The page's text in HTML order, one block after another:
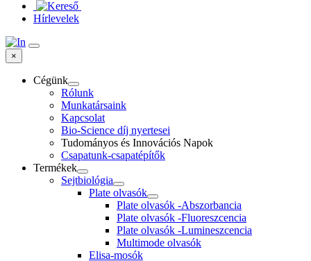
Hírlevelek
×
Cégünk
Rólunk
Munkatársaink
Kapcsolat
Bio-Science díj nyertesei
Tudományos és Innovációs Napok
Csapatunk-csapatépítők
Termékek
Sejtbiológia
Plate olvasók
Plate olvasók -Abszorbancia
Plate olvasók -Fluoreszcencia
Plate olvasók -Lumineszcencia
Multimode olvasók
Elisa-mosók